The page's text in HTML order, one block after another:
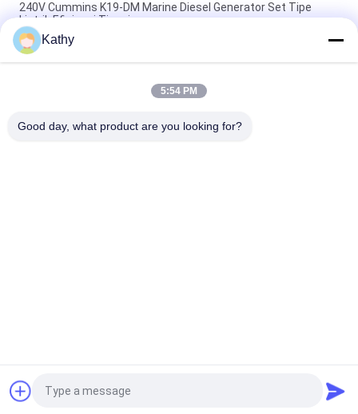
240V Cummins K19-DM Marine Diesel Generator Set Tipe
Listrik Efisiensi Tinggi
Efisiensi Tinggi Marine Diesel Generator Set Cummins K19-DM
60Hz 220V 400kw 500kva
220V 60 hz Marine Diesel Generator Set 36kw Struktur
Quote request suatu
Kathy
5:54 PM
Good day, what product are you looking for?